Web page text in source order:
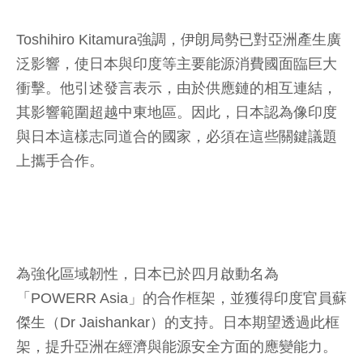
Toshihiro Kitamura強調，伊朗局勢已對亞洲產生廣
泛影響，使日本與印度等主要能源消費國面臨巨大
衝擊。他引述發言表示，由於供應鏈的相互連結，
其影響範圍超越中東地區。因此，日本認為像印度
與日本這樣志同道合的國家，必須在這些關鍵議題
上攜手合作。
為強化區域韌性，日本已於四月啟動名為
「POWERR Asia」的合作框架，並獲得印度官員蘇
傑生（Dr Jaishankar）的支持。日本期望透過此框
架，提升亞洲在經濟與能源安全方面的應變能力。